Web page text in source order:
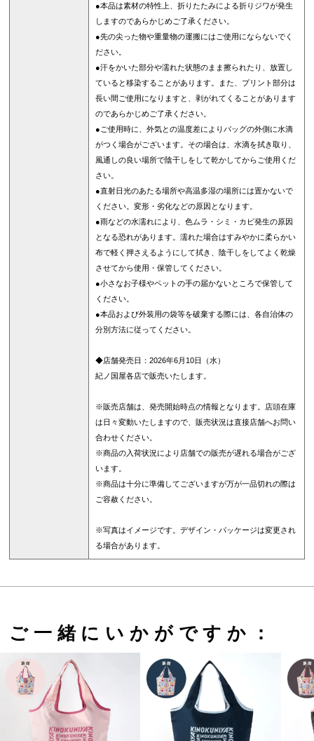
●本品は素材の特性上、折りたたみによる折りジワが発生
しますのであらかじめご了承ください。
●先の尖った物や重量物の運搬にはご使用にならないでく
ださい。
●汗をかいた部分や濡れた状態のまま擦られたり、放置し
ていると移染することがあります。また、プリント部分は
長い間ご使用になりますと、剥がれてくることがあります
のであらかじめご了承ください。
●ご使用時に、外気との温度差によりバッグの外側に水滴
がつく場合がございます。その場合は、水滴を拭き取り、
風通しの良い場所で陰干しをして乾かしてからご使用くだ
さい。
●直射日光のあたる場所や高温多湿の場所には置かないで
ください。変形・劣化などの原因となります。
●雨などの水濡れにより、色ムラ・シミ・カビ発生の原因
となる恐れがあります。濡れた場合はすみやかに柔らかい
布で軽く押さえるようにして拭き、陰干しをしてよく乾燥
させてから使用・保管してください。
●小さなお子様やペットの手の届かないところで保管して
ください。
●本品および外装用の袋等を破棄する際には、各自治体の
分別方法に従ってください。
◆店舗発売日：2026年6月10日（水）
紀ノ国屋各店で販売いたします。
※販売店舗は、発売開始時点の情報となります。店頭在庫
は日々変動いたしますので、販売状況は直接店舗へお問い
合わせください。
※商品の入荷状況により店舗での販売が遅れる場合がござ
います。
※商品は十分に準備してございますが万が一品切れの際は
ご容赦ください。
※写真はイメージです。デザイン・パッケージは変更され
る場合があります。
ご一緒にいかがですか：